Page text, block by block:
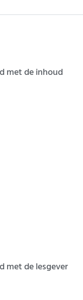
met de inhoud
met de lesgever